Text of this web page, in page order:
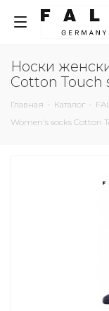
Носки
Cotton Touch
Главная - Каталог -
Women's socks Cotton